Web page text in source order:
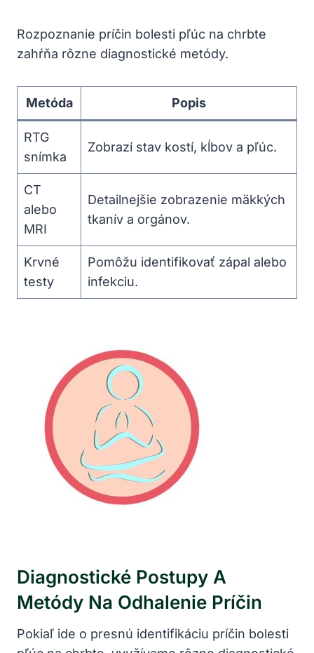
Rozpoznanie príčin bolesti pľúc na chrbte
zahŕňa rôzne diagnostické metódy.
Metóda Popis
RTG
snímka
Zobrazí stav kostí, kĺbov a pľúc.
CT
alebo
MRI
Detailnejšie zobrazenie mäkkých
tkanív a orgánov.
Krvné
testy
Pomôžu identifikovať zápal alebo
infekciu.
Diagnostické Postupy A
Metódy Na Odhalenie Príčin
Pokiaľ ide o presnú identifikáciu príčin bolesti